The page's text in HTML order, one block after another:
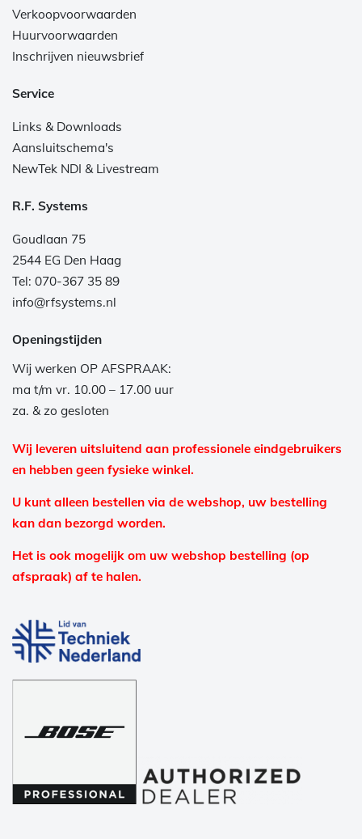
Verkoopvoorwaarden
Huurvoorwaarden
Inschrijven nieuwsbrief
Service
Links & Downloads
Aansluitschema's
NewTek NDI & Livestream
R.F. Systems
Goudlaan 75
2544 EG Den Haag
Tel: 070-367 35 89
info@rfsystems.nl
Openingstijden
Wij werken OP AFSPRAAK:
ma t/m vr. 10.00 – 17.00 uur
za. & zo gesloten
Wij leveren uitsluitend aan professionele eindgebruikers
en hebben geen fysieke winkel.
U kunt alleen bestellen via de webshop, uw bestelling
kan dan bezorgd worden.
Het is ook mogelijk om uw webshop bestelling (op
afspraak) af te halen.